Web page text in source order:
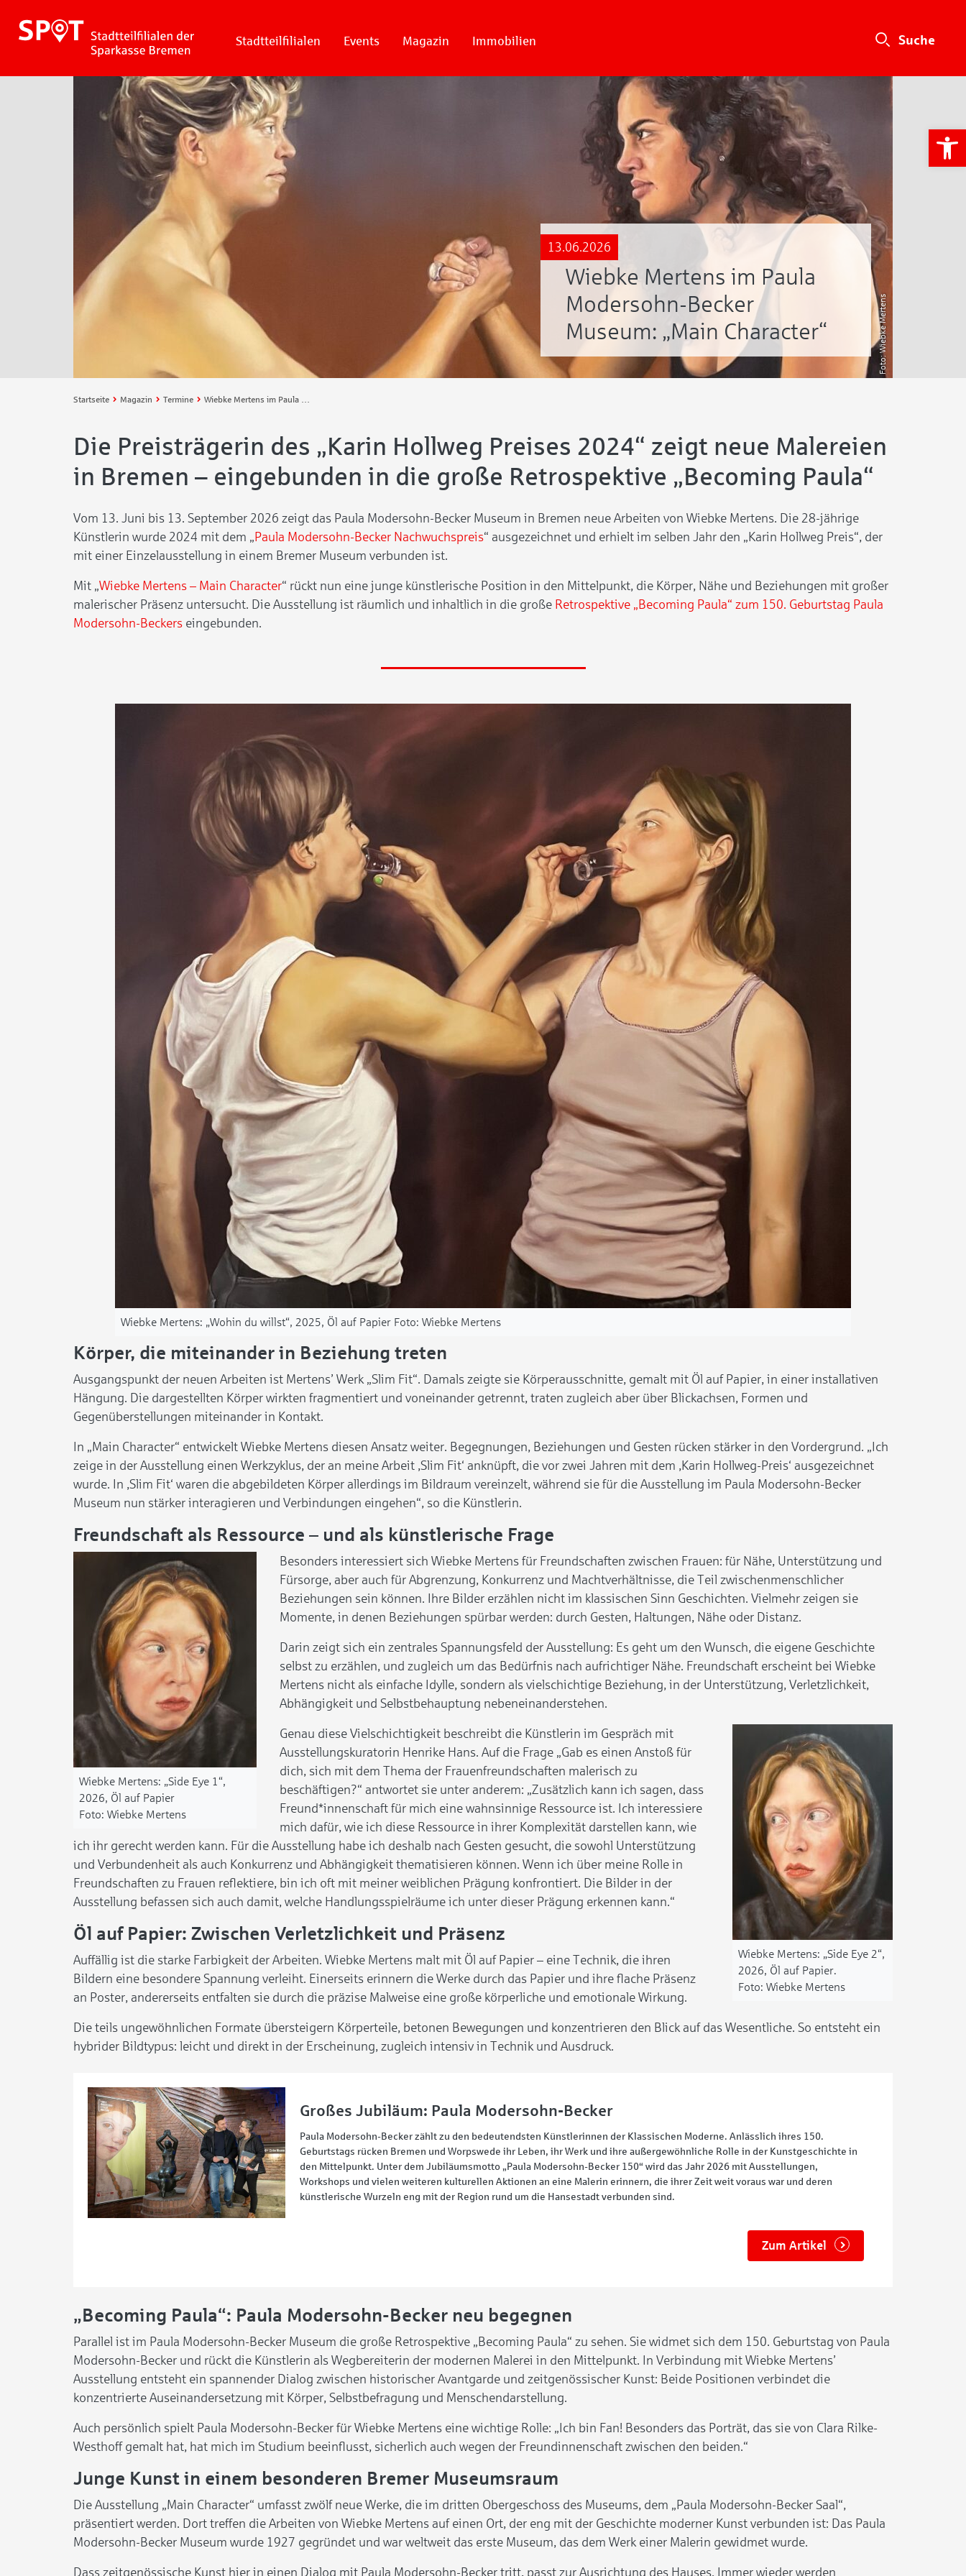
Stadtteilfilialen Events Magazin Immobilien
Wiebke Mertens
13.06.2026
Wiebke Mertens im Paula
Modersohn-Becker
Museum: „Main Character“
Startseite Magazin Termine Wiebke Mertens im Paula Modersohn-Becker Museum: „Main Character“
Die Preisträgerin des „Karin Hollweg Preises 2024“ zeigt neue Malereien
in Bremen – eingebunden in die große Retrospektive „Becoming Paula“
Vom 13. Juni bis 13. September 2026 zeigt das Paula Modersohn-Becker Museum in Bremen neue Arbeiten von Wiebke Mertens. Die 28-jährige
Künstlerin wurde 2024 mit dem „Paula Modersohn-Becker Nachwuchspreis“ ausgezeichnet und erhielt im selben Jahr den „Karin Hollweg Preis“, der
mit einer Einzelausstellung in einem Bremer Museum verbunden ist.
Mit „Wiebke Mertens – Main Character“ rückt nun eine junge künstlerische Position in den Mittelpunkt, die Körper, Nähe und Beziehungen mit großer
malerischer Präsenz untersucht. Die Ausstellung ist räumlich und inhaltlich in die große Retrospektive „Becoming Paula“ zum 150. Geburtstag Paula
Modersohn-Beckers eingebunden.
Wiebke Mertens: „Wohin du willst“, 2025, Öl auf Papier Wiebke Mertens
Körper, die miteinander in Beziehung treten
Ausgangspunkt der neuen Arbeiten ist Mertens’ Werk „Slim Fit“. Damals zeigte sie Körperausschnitte, gemalt mit Öl auf Papier, in einer installativen
Hängung. Die dargestellten Körper wirkten fragmentiert und voneinander getrennt, traten zugleich aber über Blickachsen, Formen und
Gegenüberstellungen miteinander in Kontakt.
In „Main Character“ entwickelt Wiebke Mertens diesen Ansatz weiter. Begegnungen, Beziehungen und Gesten rücken stärker in den Vordergrund. „Ich
zeige in der Ausstellung einen Werkzyklus, der an meine Arbeit ,Slim Fit‘ anknüpft, die vor zwei Jahren mit dem ,Karin Hollweg-Preis‘ ausgezeichnet
wurde. In ,Slim Fit‘ waren die abgebildeten Körper allerdings im Bildraum vereinzelt, während sie für die Ausstellung im Paula Modersohn-Becker
Museum nun stärker interagieren und Verbindungen eingehen“, so die Künstlerin.
Freundschaft als Ressource – und als künstlerische Frage
Wiebke Mertens: „Side Eye 1“,
2026, Öl auf Papier
Wiebke Mertens
Besonders interessiert sich Wiebke Mertens für Freundschaften zwischen Frauen: für Nähe, Unterstützung und
Fürsorge, aber auch für Abgrenzung, Konkurrenz und Machtverhältnisse, die Teil zwischenmenschlicher
Beziehungen sein können. Ihre Bilder erzählen nicht im klassischen Sinn Geschichten. Vielmehr zeigen sie
Momente, in denen Beziehungen spürbar werden: durch Gesten, Haltungen, Nähe oder Distanz.
Darin zeigt sich ein zentrales Spannungsfeld der Ausstellung: Es geht um den Wunsch, die eigene Geschichte
selbst zu erzählen, und zugleich um das Bedürfnis nach aufrichtiger Nähe. Freundschaft erscheint bei Wiebke
Mertens nicht als einfache Idylle, sondern als vielschichtige Beziehung, in der Unterstützung, Verletzlichkeit,
Abhängigkeit und Selbstbehauptung nebeneinanderstehen.
Wiebke Mertens: „Side Eye 2“,
2026, Öl auf Papier.
Wiebke Mertens
Genau diese Vielschichtigkeit beschreibt die Künstlerin im Gespräch mit
Ausstellungskuratorin Henrike Hans. Auf die Frage „Gab es einen Anstoß für
dich, sich mit dem Thema der Frauenfreundschaften malerisch zu
beschäftigen?“ antwortet sie unter anderem: „Zusätzlich kann ich sagen, dass
Freund*innenschaft für mich eine wahnsinnige Ressource ist. Ich interessiere
mich dafür, wie ich diese Ressource in ihrer Komplexität darstellen kann, wie
ich ihr gerecht werden kann. Für die Ausstellung habe ich deshalb nach Gesten gesucht, die sowohl Unterstützung
und Verbundenheit als auch Konkurrenz und Abhängigkeit thematisieren können. Wenn ich über meine Rolle in
Freundschaften zu Frauen reflektiere, bin ich oft mit meiner weiblichen Prägung konfrontiert. Die Bilder in der
Ausstellung befassen sich auch damit, welche Handlungsspielräume ich unter dieser Prägung erkennen kann.“
Öl auf Papier: Zwischen Verletzlichkeit und Präsenz
Auffällig ist die starke Farbigkeit der Arbeiten. Wiebke Mertens malt mit Öl auf Papier – eine Technik, die ihren
Bildern eine besondere Spannung verleiht. Einerseits erinnern die Werke durch das Papier und ihre flache Präsenz
an Poster, andererseits entfalten sie durch die präzise Malweise eine große körperliche und emotionale Wirkung.
Die teils ungewöhnlichen Formate übersteigern Körperteile, betonen Bewegungen und konzentrieren den Blick auf das Wesentliche. So entsteht ein
hybrider Bildtypus: leicht und direkt in der Erscheinung, zugleich intensiv in Technik und Ausdruck.
Großes Jubiläum: Paula Modersohn-Becker
Paula Modersohn-Becker zählt zu den bedeutendsten Künstlerinnen der Klassischen Moderne. Anlässlich ihres 150.
Geburtstags rücken Bremen und Worpswede ihr Leben, ihr Werk und ihre außergewöhnliche Rolle in der Kunstgeschichte in
den Mittelpunkt. Unter dem Jubiläumsmotto „Paula Modersohn-Becker 150“ wird das Jahr 2026 mit Ausstellungen,
Workshops und vielen weiteren kulturellen Aktionen an eine Malerin erinnern, die ihrer Zeit weit voraus war und deren
künstlerische Wurzeln eng mit der Region rund um die Hansestadt verbunden sind.
Zum Artikel
„Becoming Paula“: Paula Modersohn-Becker neu begegnen
Parallel ist im Paula Modersohn-Becker Museum die große Retrospektive „Becoming Paula“ zu sehen. Sie widmet sich dem 150. Geburtstag von Paula
Modersohn-Becker und rückt die Künstlerin als Wegbereiterin der modernen Malerei in den Mittelpunkt. In Verbindung mit Wiebke Mertens’
Ausstellung entsteht ein spannender Dialog zwischen historischer Avantgarde und zeitgenössischer Kunst: Beide Positionen verbindet die
konzentrierte Auseinandersetzung mit Körper, Selbstbefragung und Menschendarstellung.
Auch persönlich spielt Paula Modersohn-Becker für Wiebke Mertens eine wichtige Rolle: „Ich bin Fan! Besonders das Porträt, das sie von Clara Rilke-
Westhoff gemalt hat, hat mich im Studium beeinflusst, sicherlich auch wegen der Freundinnenschaft zwischen den beiden.“
Junge Kunst in einem besonderen Bremer Museumsraum
Die Ausstellung „Main Character“ umfasst zwölf neue Werke, die im dritten Obergeschoss des Museums, dem „Paula Modersohn-Becker Saal“,
präsentiert werden. Dort treffen die Arbeiten von Wiebke Mertens auf einen Ort, der eng mit der Geschichte moderner Kunst verbunden ist: Das Paula
Modersohn-Becker Museum wurde 1927 gegründet und war weltweit das erste Museum, das dem Werk einer Malerin gewidmet wurde.
Dass zeitgenössische Kunst hier in einen Dialog mit Paula Modersohn-Becker tritt, passt zur Ausrichtung des Hauses. Immer wieder werden